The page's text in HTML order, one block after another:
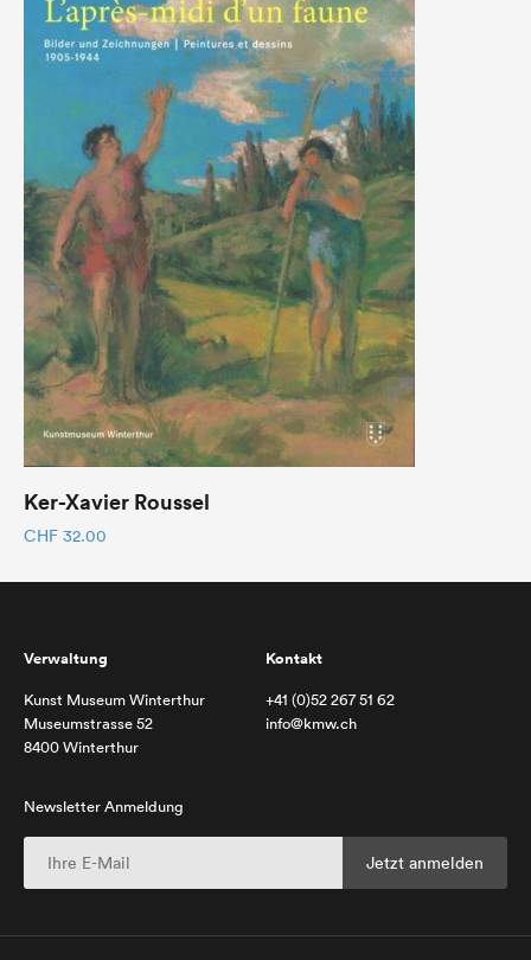
Ker-Xavier Roussel
CHF 32.00
Verwaltung
Kunst Museum Winterthur
Museumstrasse 52
8400 Winterthur
Kontakt
+41 (0)52 267 51 62
info@kmw.ch
Newsletter Anmeldung